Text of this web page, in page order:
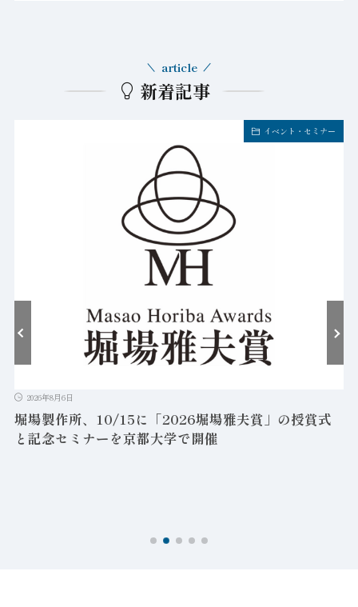
新着記事
article
イベント・セミナー
2026年8月6日
堀場製作所、10/15に「2026堀場雅夫賞」の授賞式
と記念セミナーを京都大学で開催